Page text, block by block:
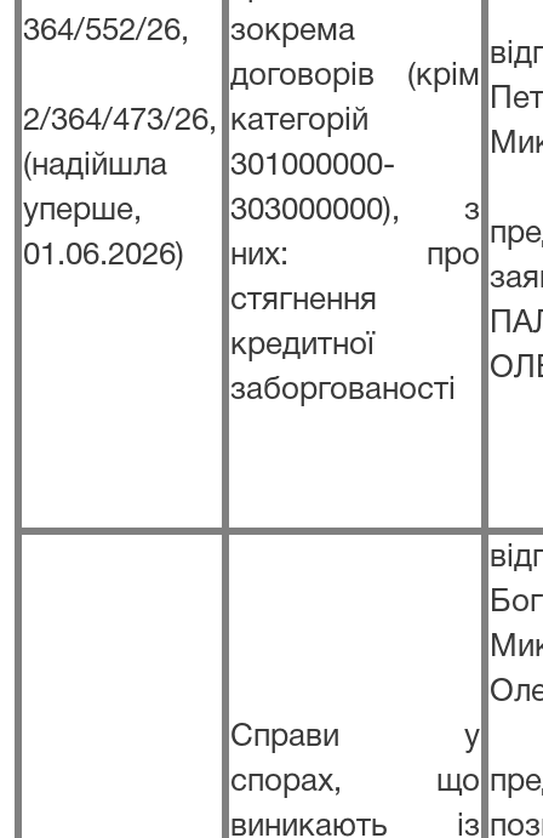
364/552/26,
2/364/473/26,
(надійшла
уперше,
01.06.2026)
зокрема
договорів (крім
категорій
301000000-
303000000), з
них: про
стягнення
кредитної
заборгованості
Справи у
спорах, що
виникають із